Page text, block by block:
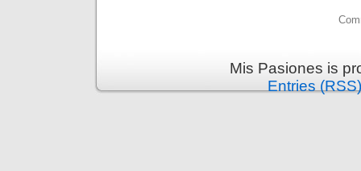
Mis Pasiones is
Entries (RSS)